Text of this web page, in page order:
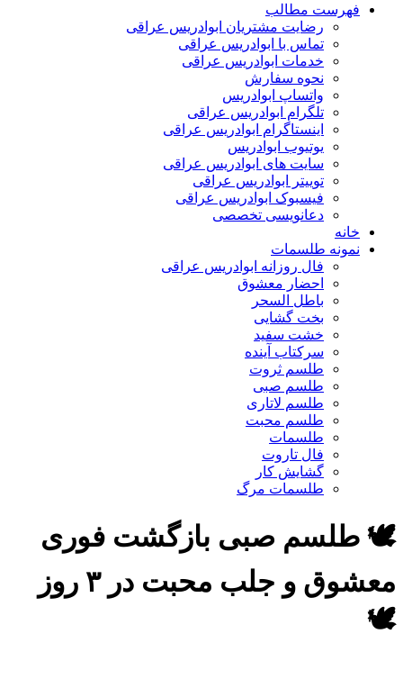
فهرست مطالب
رضایت مشتریان ابوادریس عراقی
تماس با ابوادریس عراقی
خدمات ابوادریس عراقی
نحوه سفارش
واتساپ ابوادریس
تلگرام ابوادریس عراقی
اینستاگرام ابوادریس عراقی
یوتیوب ابوادریس
سایت های ابوادریس عراقی
توییتر ابوادریس عراقی
فیسبوک ابوادریس عراقی
دعانویسی تخصصی
خانه
نمونه طلسمات
فال روزانه ابوادریس عراقی
احضار معشوق
باطل السحر
بخت گشایی
خشت سفید
سرکتاب آینده
طلسم ثروت
طلسم صبی
طلسم لاتاری
طلسم محبت
طلسمات
فال تاروت
گشایش کار
طلسمات مرگ
🕊 طلسم صبی بازگشت فوری
معشوق و جلب محبت در ۳ روز
🕊